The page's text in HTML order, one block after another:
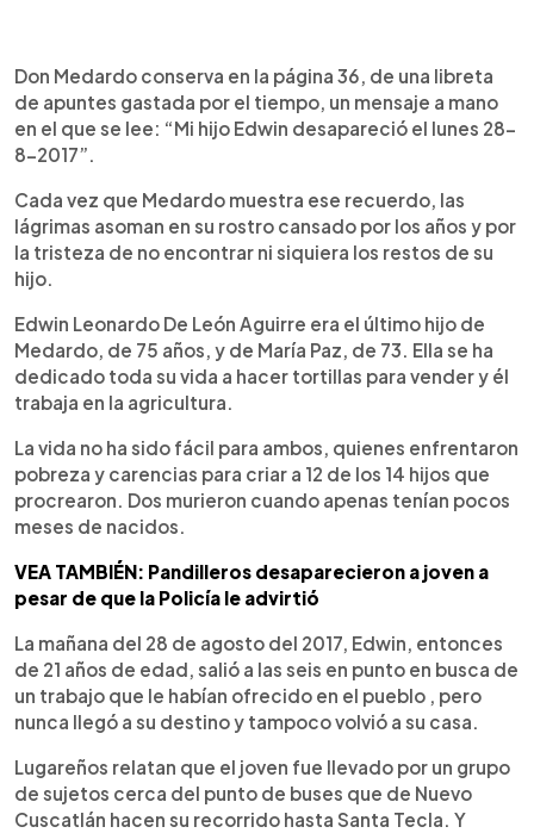
Escuchar artículo
Don Medardo conserva en la página 36, de una libreta
de apuntes gastada por el tiempo, un mensaje a mano
en el que se lee: “Mi hijo Edwin desapareció el lunes 28-
8-2017”.
Cada vez que Medardo muestra ese recuerdo, las
lágrimas asoman en su rostro cansado por los años y por
la tristeza de no encontrar ni siquiera los restos de su
hijo.
Edwin Leonardo De León Aguirre era el último hijo de
Medardo, de 75 años, y de María Paz, de 73. Ella se ha
dedicado toda su vida a hacer tortillas para vender y él
trabaja en la agricultura.
La vida no ha sido fácil para ambos, quienes enfrentaron
pobreza y carencias para criar a 12 de los 14 hijos que
procrearon. Dos murieron cuando apenas tenían pocos
meses de nacidos.
VEA TAMBIÉN: Pandilleros desaparecieron a joven a
pesar de que la Policía le advirtió
La mañana del 28 de agosto del 2017, Edwin, entonces
de 21 años de edad, salió a las seis en punto en busca de
un trabajo que le habían ofrecido en el pueblo , pero
nunca llegó a su destino y tampoco volvió a su casa.
Lugareños relatan que el joven fue llevado por un grupo
de sujetos cerca del punto de buses que de Nuevo
Cuscatlán hacen su recorrido hasta Santa Tecla. Y